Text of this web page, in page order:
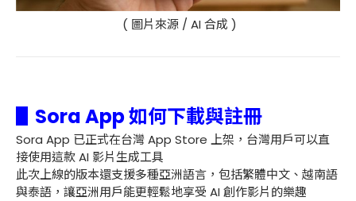
( 圖片來源 / AI 合成 )
▋Sora App 如何下載與註冊
Sora App 已正式在台灣 App Store 上架，台灣用戶可以直
接使用這款 AI 影片生成工具
此次上線的版本還支援多種亞洲語言，包括繁體中文、越南語
與泰語，讓亞洲用戶能更輕鬆地享受 AI 創作影片的樂趣